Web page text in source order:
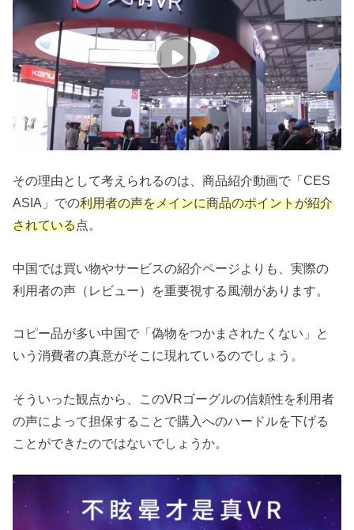
その理由として考えられるのは、商品紹介動画で「CES
ASIA」での利用者の声をメインに商品のポイントが紹介
されている点。
中国では買い物やサービスの紹介ページよりも、実際の
利用者の声（レビュー）を重要視する風潮があります。
コピー品が多い中国で「偽物をつかまされたくない」と
いう消費者の真意がそこに現れているのでしょう。
そういった観点から、このVRゴーグルの信頼性を利用者
の声によって担保することで購入へのハードルを下げる
ことができたのではないでしょうか。